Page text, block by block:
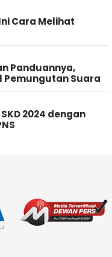
Cara Melihat
Panduannya,
Pemungutan Suara
2024 dengan